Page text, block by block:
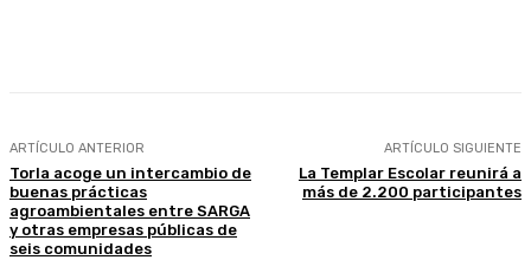
ARTÍCULO ANTERIOR
Torla acoge un intercambio de
buenas prácticas
agroambientales entre SARGA
y otras empresas públicas de
seis comunidades
ARTÍCULO SIGUIENTE
La Templar Escolar reunirá a
más de 2.200 participantes